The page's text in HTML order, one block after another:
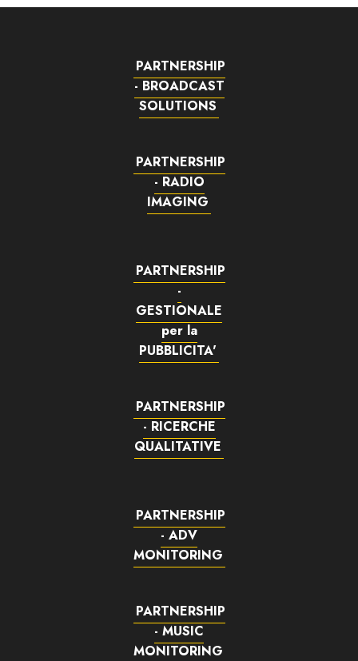
PARTNERSHIP
- BROADCAST
SOLUTIONS
PARTNERSHIP
- RADIO
IMAGING
PARTNERSHIP
-
GESTIONALE
per la
PUBBLICITA'
PARTNERSHIP
- RICERCHE
QUALITATIVE
PARTNERSHIP
- ADV
MONITORING
PARTNERSHIP
- MUSIC
MONITORING